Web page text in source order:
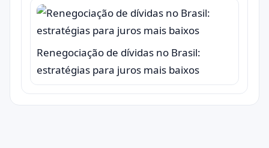
Renegociação de dívidas no Brasil:
estratégias para juros mais baixos